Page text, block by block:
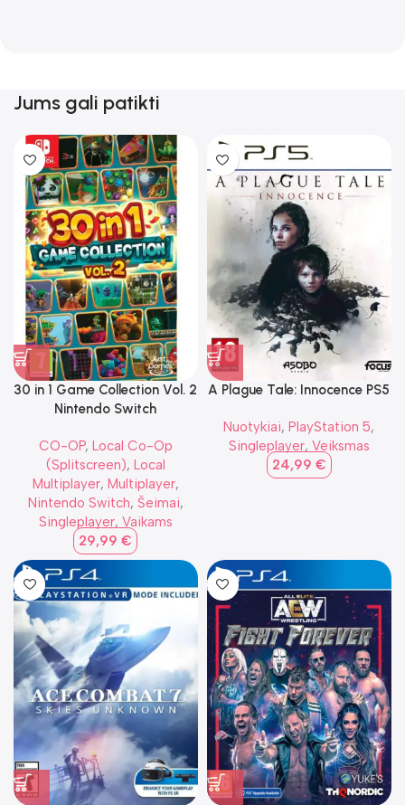
Jums gali patikti
30 in 1 Game Collection Vol. 2
Nintendo Switch
CO-OP, Local Co-Op
(Splitscreen), Local
Multiplayer, Multiplayer,
Nintendo Switch, Šeimai,
Singleplayer, Vaikams
29,99€
A Plague Tale: Innocence PS5
Nuotykiai,PlayStation 5,
Singleplayer, Veiksmas
24,99 €